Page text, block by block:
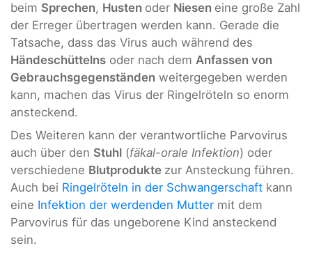
beim Sprechen, Husten oder Niesen eine große Zahl
der Erreger übertragen werden kann. Gerade die
Tatsache, dass das Virus auch während des
Händeschüttelns oder nach dem Anfassen von
Gebrauchsgegenständen weitergegeben werden
kann, machen das Virus der Ringelröteln so enorm
ansteckend.
Des Weiteren kann der verantwortliche Parvovirus
auch über den Stuhl (fäkal-orale Infektion) oder
verschiedene Blutprodukte zur Ansteckung führen.
Auch bei Ringelröteln in der Schwangerschaft kann
eine Infektion der werdenden Mutter mit dem
Parvovirus für das ungeborene Kind ansteckend
sein.